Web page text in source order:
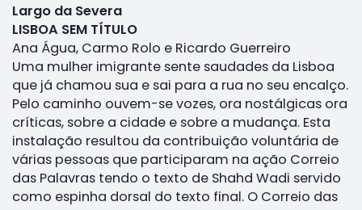
Largo da Severa
LISBOA SEM TÍTULO
Ana Água, Carmo Rolo e Ricardo Guerreiro
Uma mulher imigrante sente saudades da Lisboa
que já chamou sua e sai para a rua no seu encalço.
Pelo caminho ouvem-se vozes, ora nostálgicas ora
críticas, sobre a cidade e sobre a mudança. Esta
instalação resultou da contribuição voluntária de
várias pessoas que participaram na ação Correio
das Palavras tendo o texto de Shahd Wadi servido
como espinha dorsal do texto final. O Correio das